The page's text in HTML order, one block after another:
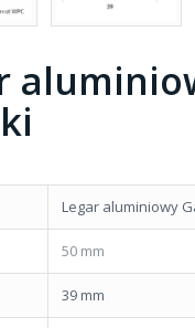
Legar aluminiowy
50 mm
39 mm